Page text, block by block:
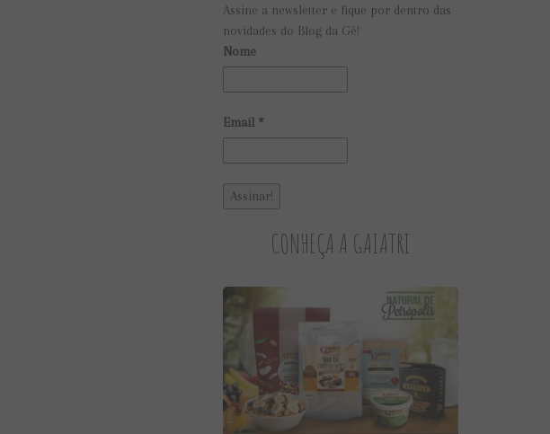
Assine a newsletter e fique por dentro das
novidades do Blog da Gê!
Nome
Email *
CONHEÇA A GAIATRI